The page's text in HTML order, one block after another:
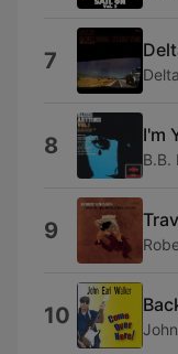
7
8 I'm
B.B.
9
10